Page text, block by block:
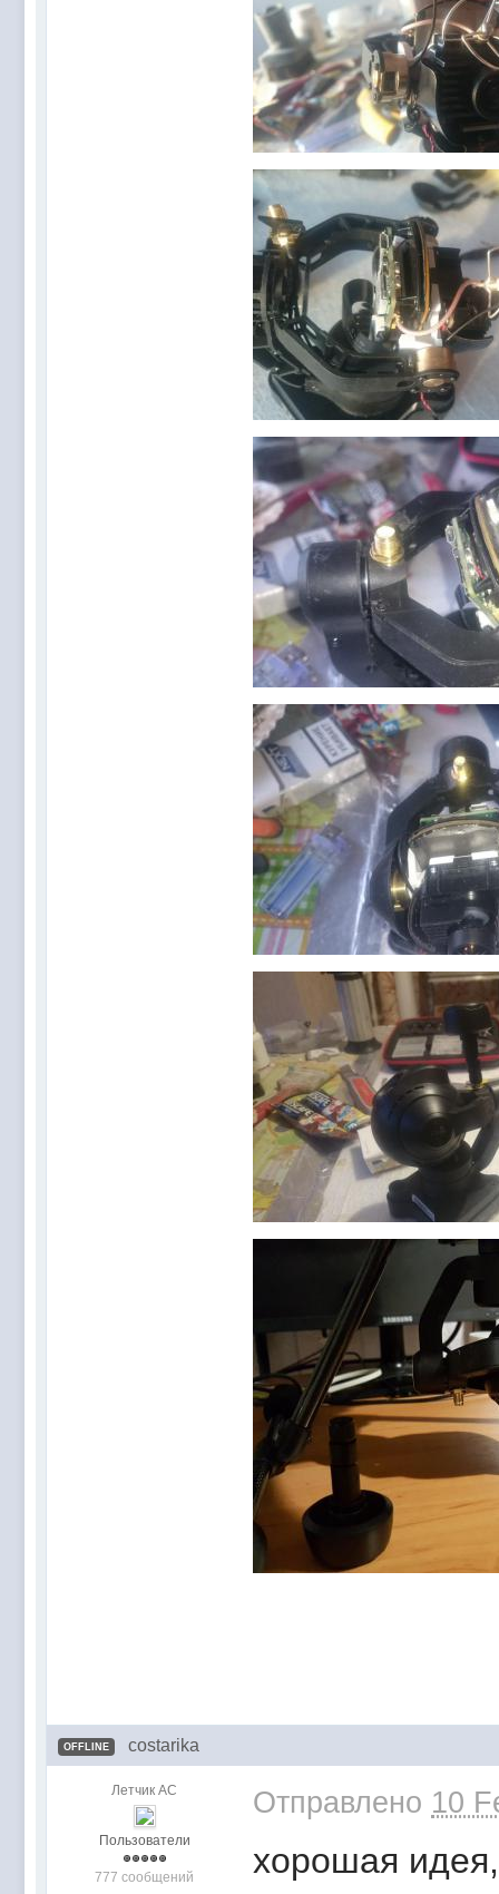
OFFLINE costarika
Летчик АС
Пользователи
777 сообщений
Отправлено 10
хорошая